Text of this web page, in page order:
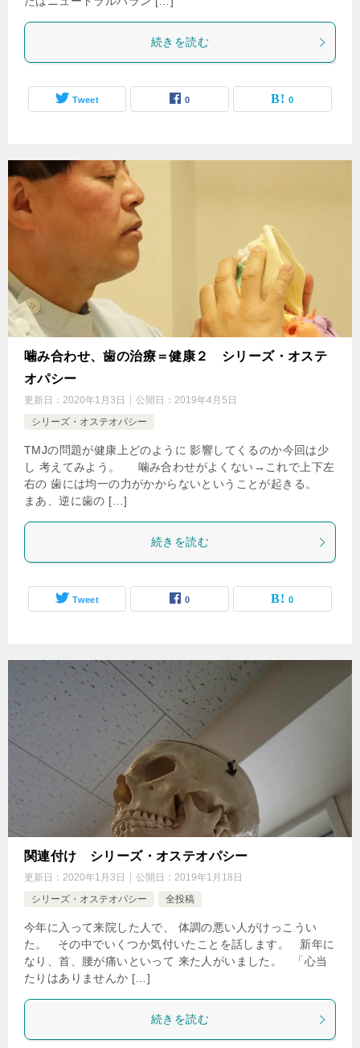
続きを読む
Tweet 0 0
噛み合わせ、歯の治療＝健康２ シリーズ・オステ
オパシー
更新日： 2020年1月3日 公開日： 2019年4月5日
シリーズ・オステオパシー
TMJの問題が健康上どのように 影響してくるのか今回は少
し 考えてみよう。 噛み合わせがよくない→これで上下左
右の 歯には均一の力がかからないということが起きる。
まあ、逆に歯の […]
続きを読む
Tweet 0 0
関連付け シリーズ・オステオパシー
更新日： 2020年1月3日 公開日： 2019年1月18日
シリーズ・オステオパシー
全投稿
今年に入って来院した人で、 体調の悪い人がけっこうい
た。 その中でいくつか気付いたことを話します。 新年に
なり、首、腰が痛いといって 来た人がいました。 「心当
たりはありませんか […]
続きを読む